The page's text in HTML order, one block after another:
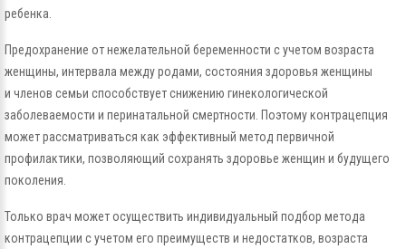
ребенка.
Предохранение от нежелательной беременности с учетом возраста
женщины, интервала между родами, состояния здоровья женщины
и членов семьи способствует снижению гинекологической
заболеваемости и перинатальной смертности. Поэтому контрацепция
может рассматриваться как эффективный метод первичной
профилактики, позволяющий сохранять здоровье женщин и будущего
поколения.
Только врач может осуществить индивидуальный подбор метода
контрацепции с учетом его преимуществ и недостатков, возраста